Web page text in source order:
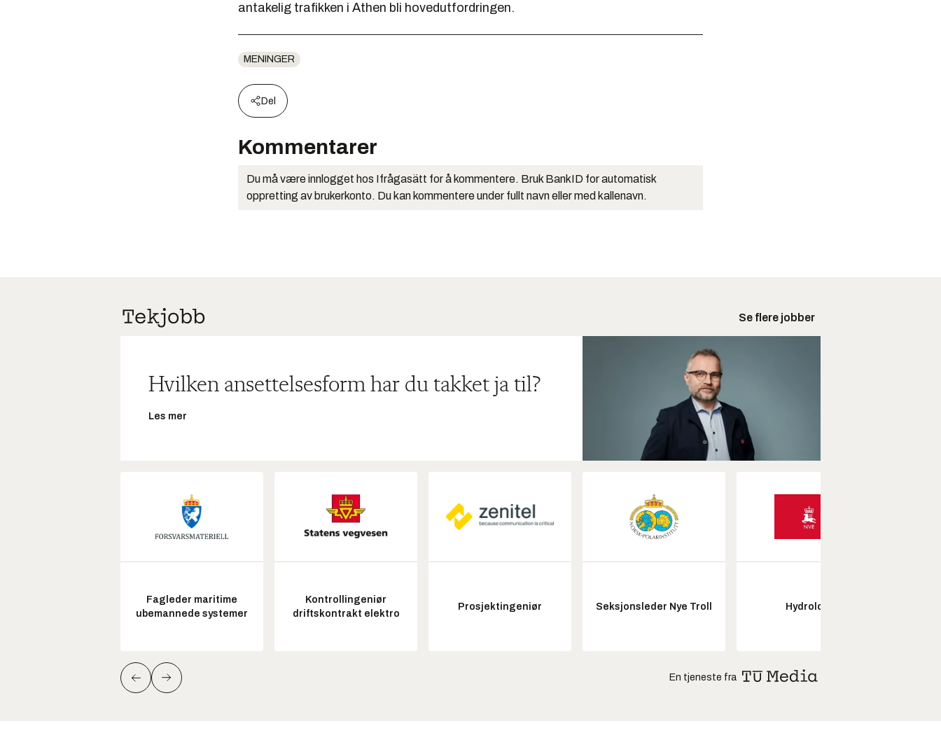
antakelig trafikken i Athen bli hovedutfordringen.
MENINGER
Del
Kommentarer
Du må være innlogget hos Ifrågasätt for å kommentere. Bruk BankID for automatisk
oppretting av brukerkonto. Du kan kommentere under fullt navn eller med kallenavn.
Se flere jobber
Hvilken ansettelsesform har du takket ja til?
Les mer
Fagleder maritime
ubemannede systemer
Kontrollingeniør
driftskontrakt elektro
Prosjektingeniør Seksjonsleder Nye Troll Hydrolog
En tjeneste fra